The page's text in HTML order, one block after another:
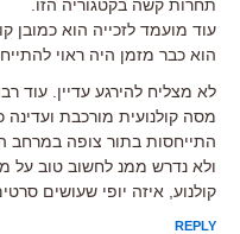
תחרות קשה בקטגוריה הזו.
עוד מועמד לזכייה הוא כמובן
הוא כבר מזמן היה ראוי
לא מצליח להירגע עדיין. עוד
מסה קולנועית מורכבת ועדינה
התייחסות בתור צופה
ולא נדרש ממנ לחשוב טוב על
קולנוע, איזה יופי שעושים
REPLY